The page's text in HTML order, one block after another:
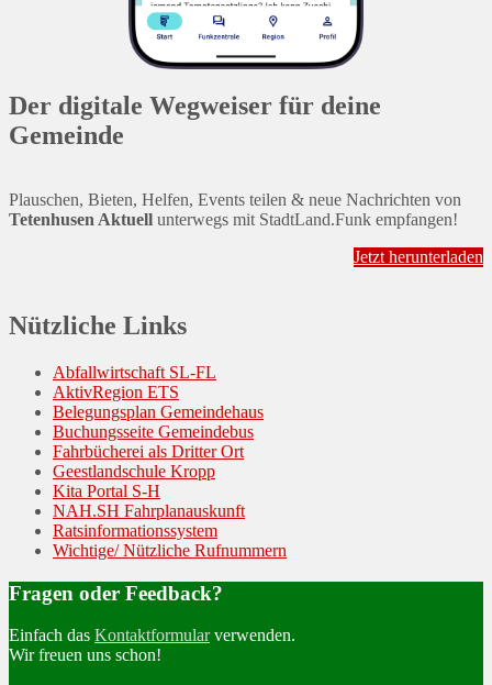
Der digitale Wegweiser für deine
Gemeinde
Plauschen, Bieten, Helfen, Events teilen & neue Nachrichten von
Tetenhusen Aktuell unterwegs mit StadtLand.Funk empfangen!
Jetzt herunterladen
Nützliche Links
Abfallwirtschaft SL-FL
AktivRegion ETS
Belegungsplan Gemeindehaus
Buchungsseite Gemeindebus
Fahrbücherei als Dritter Ort
Geestlandschule Kropp
Kita Portal S-H
NAH.SH Fahrplanauskunft
Ratsinformationssystem
Wichtige/ Nützliche Rufnummern
Fragen oder Feedback?
Einfach das Kontaktformularverwenden.
Wir freuen uns schon!